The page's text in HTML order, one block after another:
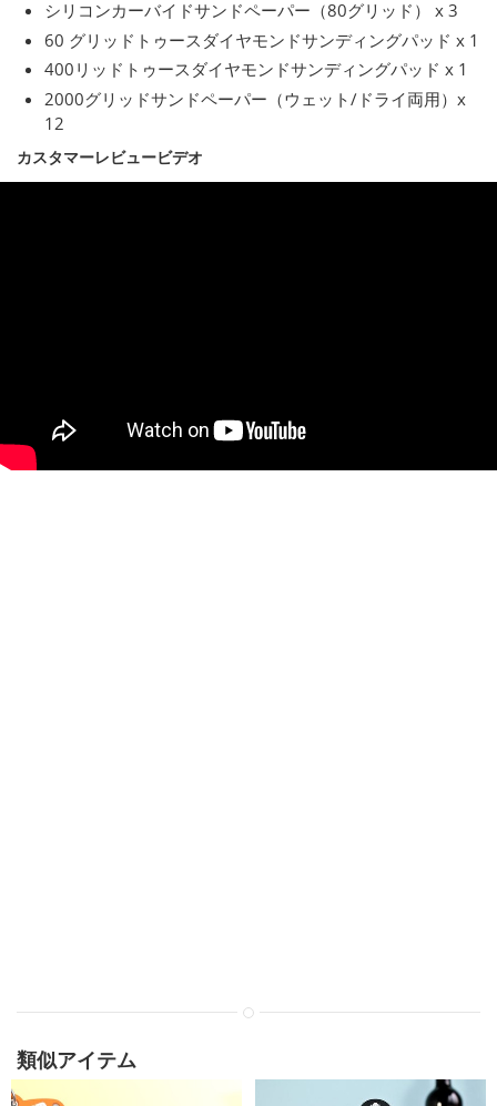
シリコンカーバイドサンドペーパー（80グリッド） x 3
60 グリッドトゥースダイヤモンドサンディングパッド x 1
400リッドトゥースダイヤモンドサンディングパッド x 1
2000グリッドサンドペーパー（ウェット/ドライ両用）x
12
カスタマーレビュービデオ
類似アイテム